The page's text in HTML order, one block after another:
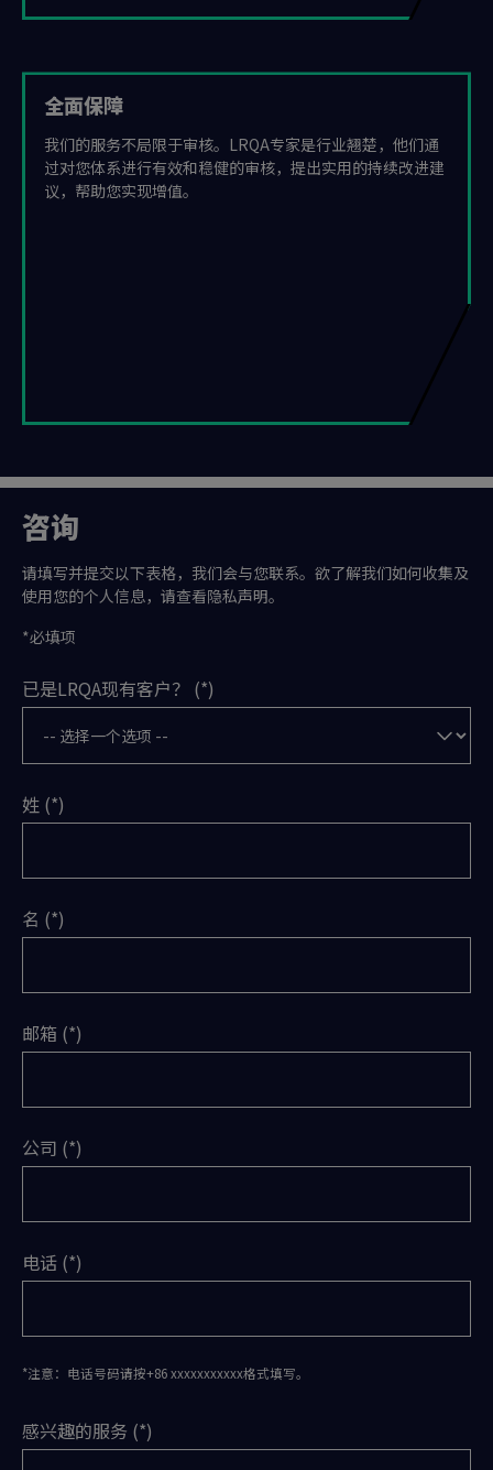
全面保障
我们的服务不局限于审核。LRQA专家是行业翘楚，他们通
过对您体系进行有效和稳健的审核，提出实用的持续改进建
议，帮助您实现增值。
咨询
请填写并提交以下表格，我们会与您联系。欲了解我们如何收集及
使用您的个人信息，请查看隐私声明。
*必填项
已是LRQA现有客户？
姓
名
邮箱
公司
电话
*注意：电话号码请按+86 xxxxxxxxxxx格式填写。
感兴趣的服务